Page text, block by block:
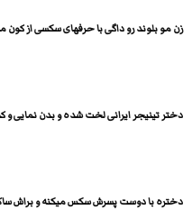
زن مو بلوند رو داگی با حرفهای سکسی از کون
دختر تینیجر ایرانی لخت شده و بدن نمایی و
دختره با دوست پسرش سکس میکنه و براش